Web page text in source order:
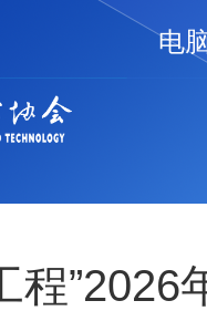
电
程”2026